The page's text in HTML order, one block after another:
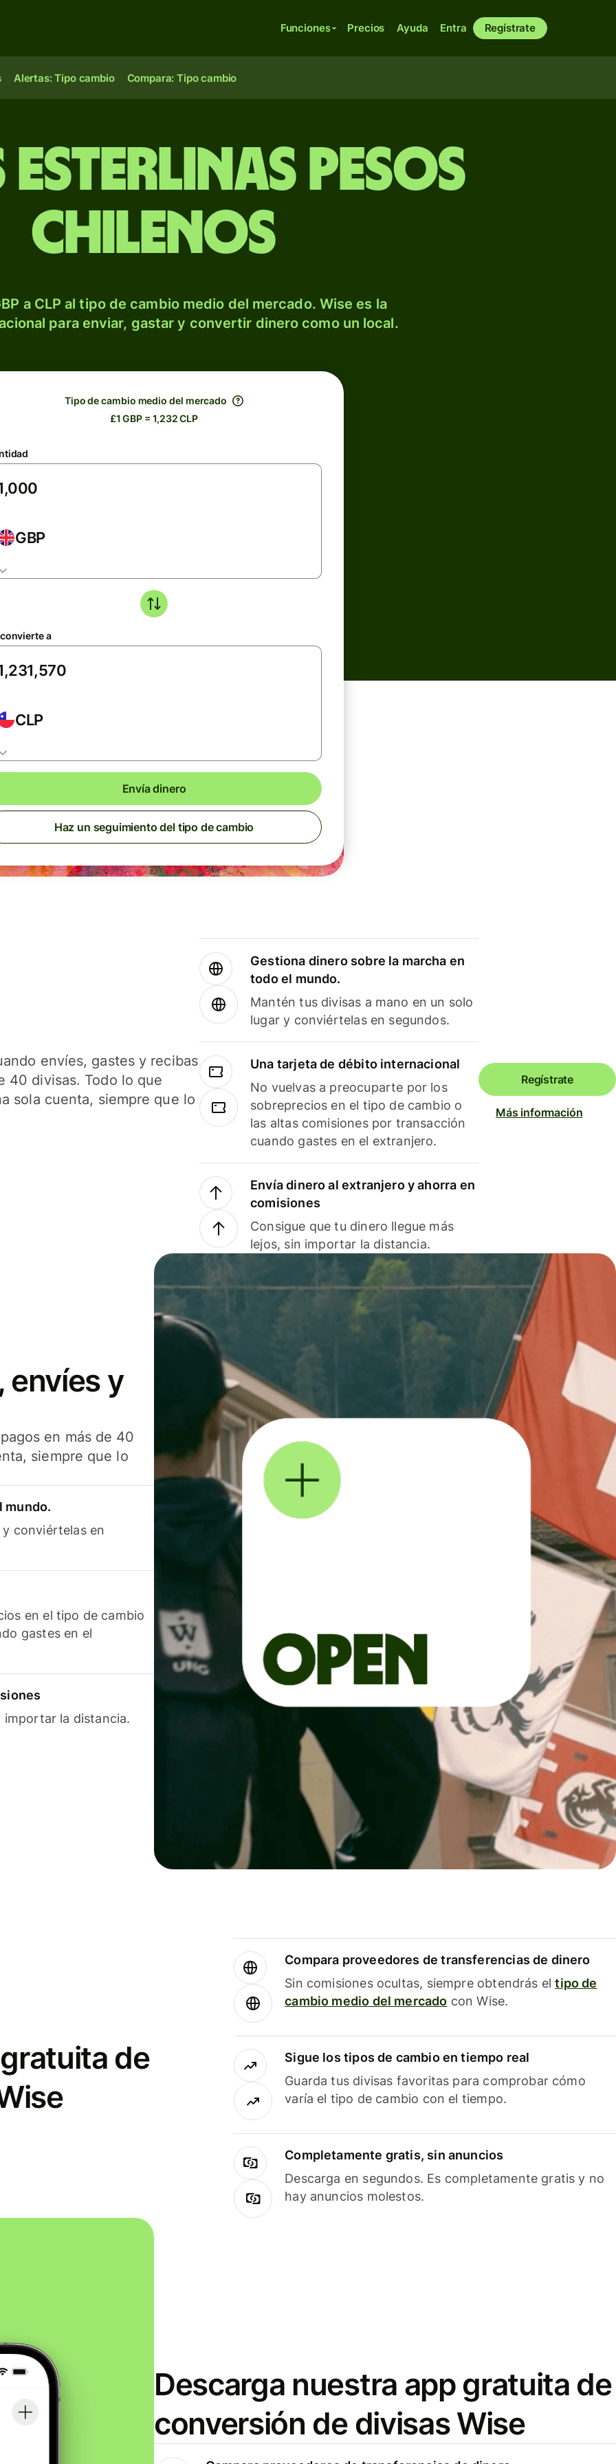
Funciones Precios Ayuda Entra Regístrate
Alertas: Tipo cambio Compara: Tipo cambio
esterlinas pesos
chilenos
a CLP al tipo de cambio medio del mercado. Wise es la
para enviar, gastar y convertir dinero como un local.
Tipo de cambio medio del mercado
£1 GBP = 1,232 CLP
GBP
a
CLP
Envía dinero
Haz un seguimiento del tipo de cambio
envíes, gastes y recibas
40 divisas. Todo lo que
sola cuenta, siempre que lo
Gestiona dinero sobre la marcha en
todo el mundo.
Mantén tus divisas a mano en un solo
lugar y conviértelas en segundos.
Una tarjeta de débito internacional
No vuelvas a preocuparte por los
sobreprecios en el tipo de cambio o
las altas comisiones por transacción
cuando gastes en el extranjero.
Envía dinero al extranjero y ahorra en
comisiones
Consigue que tu dinero llegue más
lejos, sin importar la distancia.
Regístrate
Más información
envíes y
en más de 40
siempre que lo
mundo.
conviértelas en
en el tipo de cambio
gastes en el
importar la distancia.
de
Compara proveedores de transferencias de dinero
Sin comisiones ocultas, siempre obtendrás eltipo de
cambio medio del mercado con Wise.
Sigue los tipos de cambio en tiempo real
Guarda tus divisas favoritas para comprobar cómo
varía el tipo de cambio con el tiempo.
Completamente gratis, sin anuncios
Descarga en segundos. Es completamente gratis y no
hay anuncios molestos.
Descarga nuestra app gratuita de
conversión de divisas Wise